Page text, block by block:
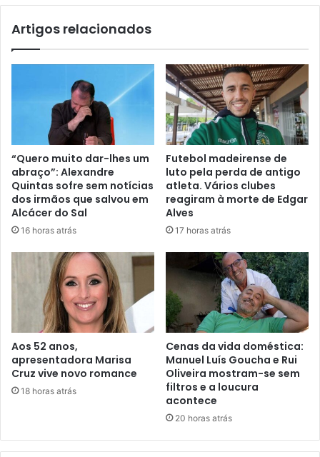
Artigos relacionados
“Quero muito dar-lhes um
abraço”: Alexandre
Quintas sofre sem notícias
dos irmãos que salvou em
Alcácer do Sal
16 horas atrás
Futebol madeirense de
luto pela perda de antigo
atleta. Vários clubes
reagiram à morte de Edgar
Alves
17 horas atrás
Aos 52 anos,
apresentadora Marisa
Cruz vive novo romance
18 horas atrás
Cenas da vida doméstica:
Manuel Luís Goucha e Rui
Oliveira mostram-se sem
filtros e a loucura
acontece
20 horas atrás